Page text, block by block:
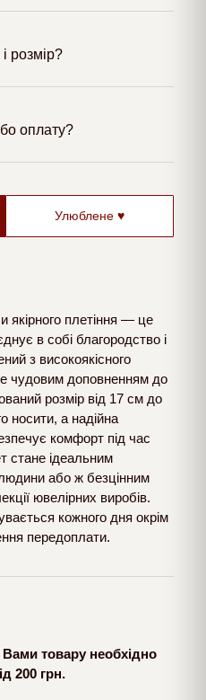
розмір?
оплату?
Улюблене ♥
якірного плетіння — це
в собі благородство і
з високоякісного
чудовим доповненням до
розмір від 17 см до
носити, а надійна
комфорт під час
стане ідеальним
або ж безцінним
ювелірних виробів.
кожного дня окрім
передоплати.
товару необхідно
200 грн.